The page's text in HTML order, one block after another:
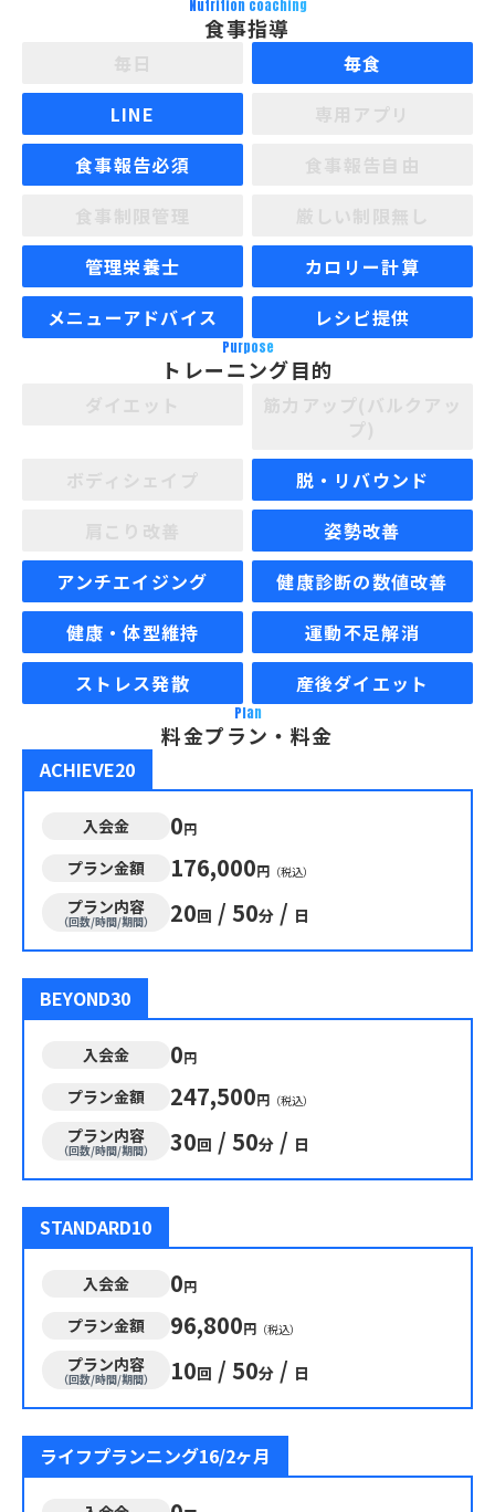
Nutrition coaching
食事指導
毎食
LINE
食事報告必須
管理栄養士
カロリー計算
メニューアドバイス
レシピ提供
Purpose
トレーニング目的
脱・リバウンド
姿勢改善
アンチエイジング
健康診断の数値改善
健康・体型維持
運動不足解消
ストレス発散
産後ダイエット
Plan
料金プラン・料金
ACHIEVE20
入会金 0円
プラン金額 176,000円 （税込）
プラン内容
（回数/時間/期間） 20回 / 50分 / 日
BEYOND30
入会金 0円
プラン金額 247,500円 （税込）
プラン内容
（回数/時間/期間） 30回 / 50分 / 日
STANDARD10
入会金 0円
プラン金額 96,800円 （税込）
プラン内容
（回数/時間/期間） 10回 / 50分 / 日
ライフプランニング16/2ヶ月